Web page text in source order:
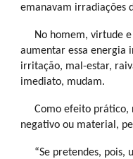
emanavam irradiações
No homem, virtude
aumentar essa energia
irritação, mal-estar,
imediato, mudam.
Como efeito prático,
negativo ou material,
“Se pretendes, pois,